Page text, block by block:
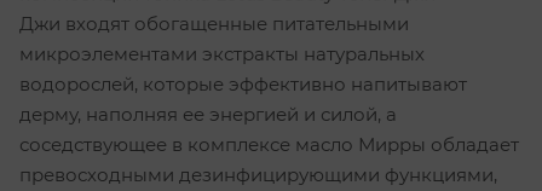
Джи входят обогащенные питательными
микроэлементами экстракты натуральных
водорослей, которые эффективно напитывают
дерму, наполняя ее энергией и силой, а
соседствующее в комплексе масло Мирры обладает
превосходными дезинфицирующими функциями,